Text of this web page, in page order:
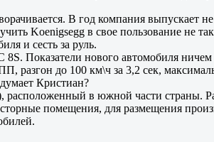
В год компания выпускает
Koenigsegg в свое пользование не
и сесть за руль.
8S. Показатели нового автомобиля
до 100 км\ч за 3,2 сек,
Кристиан?
расположенный в южной части страны.
помещения, для размещения